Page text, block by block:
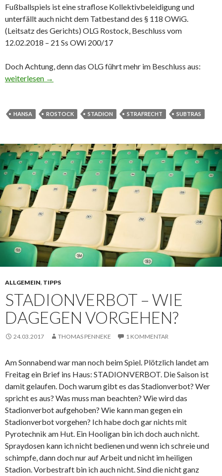
Fußballspiels ist eine straflose Kollektivbeleidigung und
unterfällt auch nicht dem Tatbestand des § 118 OWiG.
(Leitsatz des Gerichts) OLG Rostock, Beschluss vom
12.02.2018 – 21 Ss OWi 200/17
Doch Achtung, denn das OLG führt mehr im Beschluss aus:
Neues vom OLG Rostock zu “A.C.A.B.” – Aber nichts Gutes!
weiterlesen →
HANSA ROSTOCK STADION STRAFRECHT SUBTRAS
ALLGEMEIN, TIPPS
STADIONVERBOT – WIE
DAGEGEN VORGEHEN?
24.03.2017 THOMAS PENNEKE 1 KOMMENTAR
Am Sonnabend war man noch beim Spiel. Plötzlich landet am
Freitag ein Brief ins Haus: STADIONVERBOT. Die Saison ist
damit gelaufen. Doch warum gibt es das Stadionverbot? Wer
spricht es aus? Was muss man beachten? Wie wird das
Stadionverbot aufgehoben? Wie kann man gegen ein
Stadionverbot vorgehen? Ich habe doch gar nichts mit
Pyrotechnik am Hut. Ein Hooligan bin ich doch auch nicht.
Spraydosen kann ich nicht bedienen und wenn ich schreie und
schimpfe, dann doch nur auf Arbeit und nicht im heiligen
Stadion. Vorbestraft bin ich auch nicht. Sind die nicht ganz